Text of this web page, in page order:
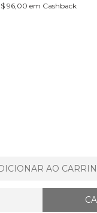
96,00 em Cashback
AO